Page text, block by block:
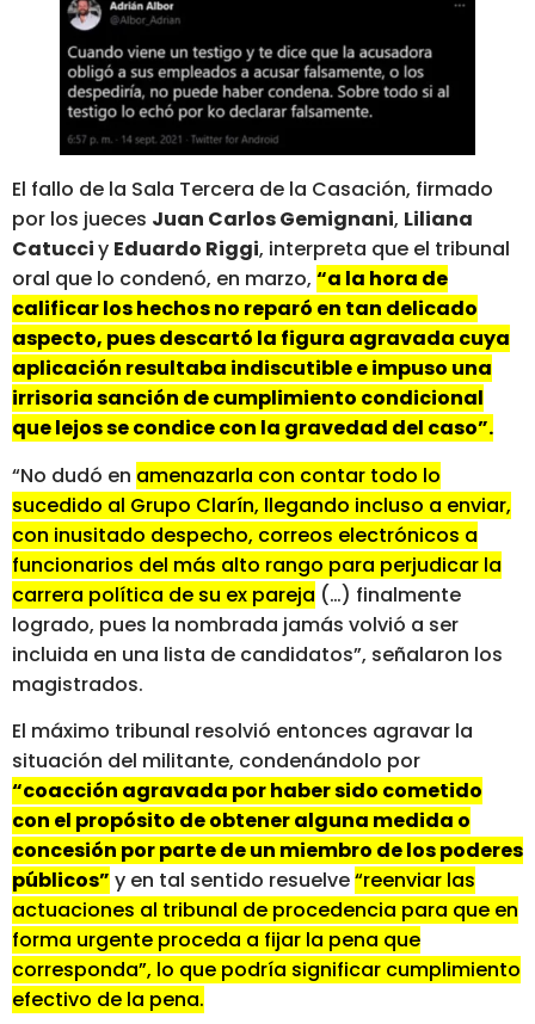
El fallo de la Sala Tercera de la Casación, firmado
por los jueces Juan Carlos Gemignani, Liliana
Catucciy Eduardo Riggi, interpreta que el tribunal
oral que lo condenó, en marzo, “a la hora de
calificar los hechos no reparó en tan delicado
aspecto, pues descartó la figura agravada cuya
aplicación resultaba indiscutible e impuso una
irrisoria sanción de cumplimiento condicional
que lejos se condice con la gravedad del caso”.
“No dudó en amenazarla con contar todo lo
sucedido al Grupo Clarín, llegando incluso a enviar,
con inusitado despecho, correos electrónicos a
funcionarios del más alto rango para perjudicar la
carrera política de su ex pareja (…) finalmente
logrado, pues la nombrada jamás volvió a ser
incluida en una lista de candidatos”, señalaron los
magistrados.
El máximo tribunal resolvió entonces agravar la
situación del militante, condenándolo por
“coacción agravada por haber sido cometido
con el propósito de obtener alguna medida o
concesión por parte de un miembro de los poderes
públicos” y en tal sentido resuelve“reenviar las
actuaciones al tribunal de procedencia para que en
forma urgente proceda a fijar la pena que
corresponda”, lo que podría significar cumplimiento
efectivo de la pena.